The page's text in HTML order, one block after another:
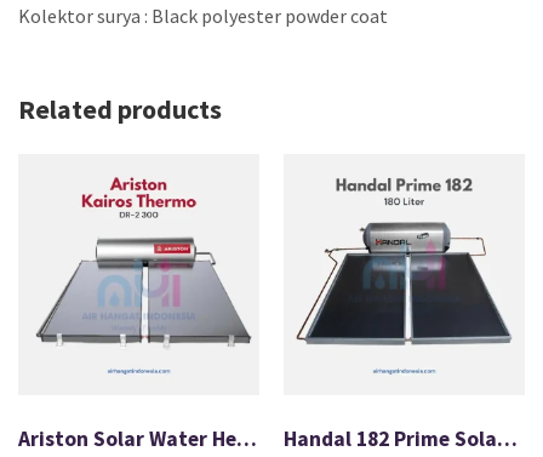
Kolektor surya : Black polyester powder coat
Related products
Ariston Solar Water Heater Kairos Thermo DR-2 300 Handal 182 Prime Solar Water Heater